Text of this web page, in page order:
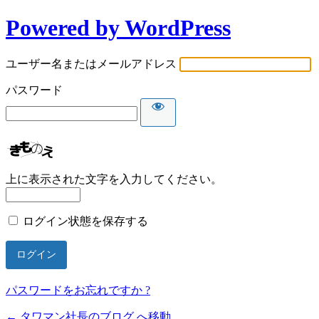
Powered by WordPress
ユーザー名またはメールアドレス
パスワード
上に表示された文字を入力してください。
ログイン状態を保存する
パスワードをお忘れですか ?
← タワマン社長のブログ へ移動